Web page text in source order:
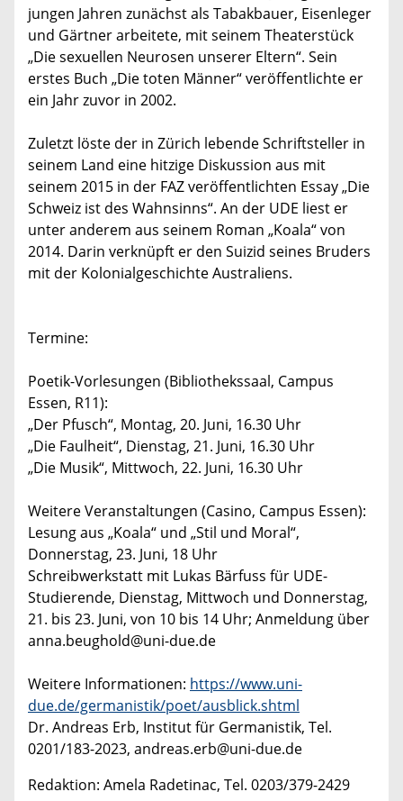
jungen Jahren zunächst als Tabakbauer, Eisenleger
und Gärtner arbeitete, mit seinem Theaterstück
„Die sexuellen Neurosen unserer Eltern“. Sein
erstes Buch „Die toten Männer“ veröffentlichte er
ein Jahr zuvor in 2002.
Zuletzt löste der in Zürich lebende Schriftsteller in
seinem Land eine hitzige Diskussion aus mit
seinem 2015 in der FAZ veröffentlichten Essay „Die
Schweiz ist des Wahnsinns“. An der UDE liest er
unter anderem aus seinem Roman „Koala“ von
2014. Darin verknüpft er den Suizid seines Bruders
mit der Kolonialgeschichte Australiens.
Termine:
Poetik-Vorlesungen (Bibliothekssaal, Campus
Essen, R11):
„Der Pfusch“, Montag, 20. Juni, 16.30 Uhr
„Die Faulheit“, Dienstag, 21. Juni, 16.30 Uhr
„Die Musik“, Mittwoch, 22. Juni, 16.30 Uhr
Weitere Veranstaltungen (Casino, Campus Essen):
Lesung aus „Koala“ und „Stil und Moral“,
Donnerstag, 23. Juni, 18 Uhr
Schreibwerkstatt mit Lukas Bärfuss für UDE-
Studierende, Dienstag, Mittwoch und Donnerstag,
21. bis 23. Juni, von 10 bis 14 Uhr; Anmeldung über
anna.beughold@uni-due.de
Weitere Informationen: https://www.uni-
due.de/germanistik/poet/ausblick.shtml
Dr. Andreas Erb, Institut für Germanistik, Tel.
0201/183-2023, andreas.erb@uni-due.de
Redaktion: Amela Radetinac, Tel. 0203/379-2429